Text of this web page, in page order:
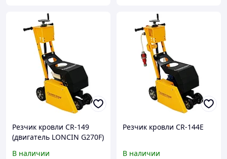
Резчик кровли CR-149
(двигатель LONCIN G270F)
В наличии
Резчик кровли CR-144E
В наличии